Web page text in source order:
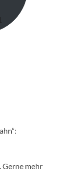
Gerne mehr